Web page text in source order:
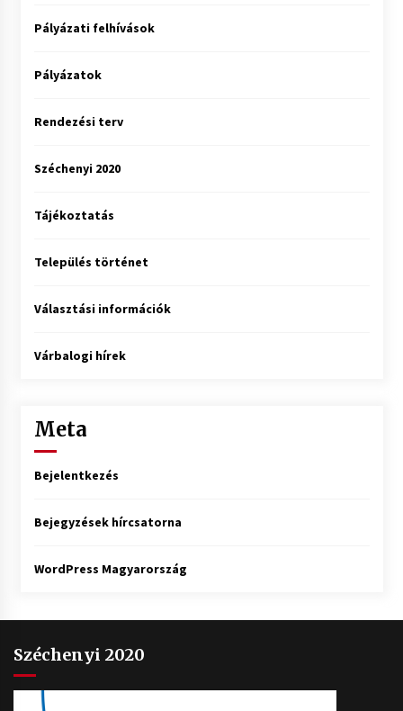
Pályázati felhívások
Pályázatok
Rendezési terv
Széchenyi 2020
Tájékoztatás
Település történet
Választási információk
Várbalogi hírek
Meta
Bejelentkezés
Bejegyzések hírcsatorna
WordPress Magyarország
Széchenyi 2020